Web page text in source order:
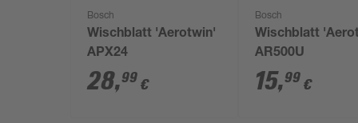
Bosch
Wischblatt 'Aerotwin'
APX24
28,99 €
Bosch
Wischblatt
AR500U
15,99 €